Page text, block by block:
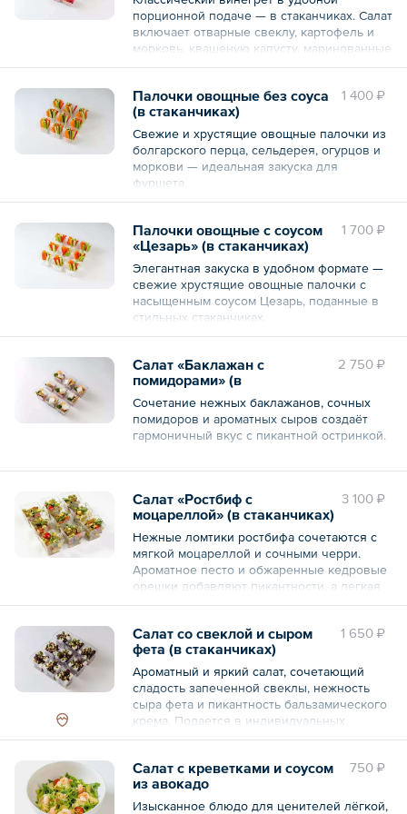
тархуном, каперсы, анчоусы, соус соевый,
чеснок свежий, перец черный молотый,
чипсы из багета, салат Романо, томаты
черри, сыр пармезан, масло оливковое,
перец черный молотый.
Общий вес – 250 г
Состав: яйца куриные, морковь, картофель,
горбуша консервированная, майонез, яйца
— 9 шт.
порционной подаче — в стаканчиках. Салат
включает отварные свеклу, картофель и
морковь, квашеную капусту, маринованные
огурцы и консервированный горошек.
Состав: свекла, капуста квашенная,
морковь, картофель, огурцы
маринованные, горошек
консервированный, масло подсолнечное
нерафинированное, масло подсолнечное
— 9 шт.
Общий вес – 450 г
1 400 ₽
Палочки овощные без соуса
(в стаканчиках)
Свежие и хрустящие овощные палочки из
болгарского перца, сельдерея, огурцов и
моркови — идеальная закуска для
фуршета.
сельдерея свежий, огурцы свежие,
морковь свежая.
— 9 шт.
Общий вес – 360 г
1 700 ₽
Палочки овощные с соусом
«Цезарь» (в стаканчиках)
Элегантная закуска в удобном формате —
свежие хрустящие овощные палочки с
насыщенным соусом Цезарь, поданные в
стильных стаканчиках.
свежий, стебель сельдерея свежий,
огурцы свежие, морковь свежая, сливки,
соус соевый, филе анчоусов в масле, сыр
пармезан, каперсы.
2 750 ₽
Салат «Баклажан с
помидорами» (в
стаканчиках)
Сочетание нежных баклажанов, сочных
помидоров и ароматных сыров создаёт
гармоничный вкус с пикантной остринкой.
Состав: помидоры свежие, баклажаны, сыр
кинза, яйца куриные, мука, масло
растительное, соус соевый, сухари
панировочные.
— 9 шт.
3 100 ₽
Салат «Ростбиф с
моцареллой» (в стаканчиках)
Нежные ломтики ростбифа сочетаются с
мягкой моцареллой и сочными черри.
Ароматное песто и обжаренные кедровые
орешки добавляют пикантности, а легкая
горчинка рукколы и сладковатый
Состав: ростбиф, сыр моцарелла, базилик,
орех кешью, томаты Черри, соус Песто,
микрозелень гороха.
— 9 шт.
1 650 ₽
Салат со свеклой и сыром
фета (в стаканчиках)
Ароматный и яркий салат, сочетающий
сладость запеченной свеклы, нежность
сыра фета и пикантность бальзамического
крема. Подается в индивидуальных
стаканчиках, украшенных зеленью и
Состав: свекла, сыр рассольный, масло
подсолнечное рафинированное, масло
750 ₽
Салат с креветками и соусом
из авокадо
Изысканное блюдо для ценителей лёгкой,